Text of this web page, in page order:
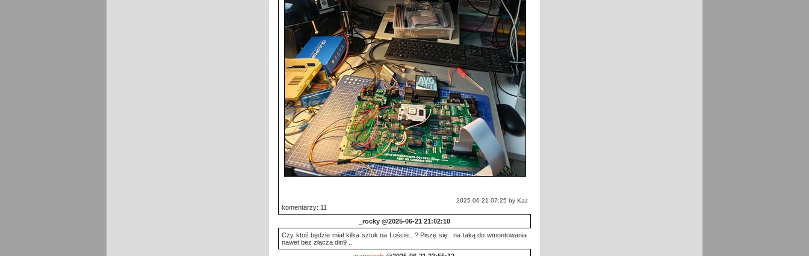
2025-06-21 07:25 by Kaz
komentarzy: 11
_rocky@2025-06-21 21:02:10
Czy ktoś będzie miał kilka sztuk na Loście.. ? Piszę się.. na taką do wmontowania
nawet bez złącza din9 ..